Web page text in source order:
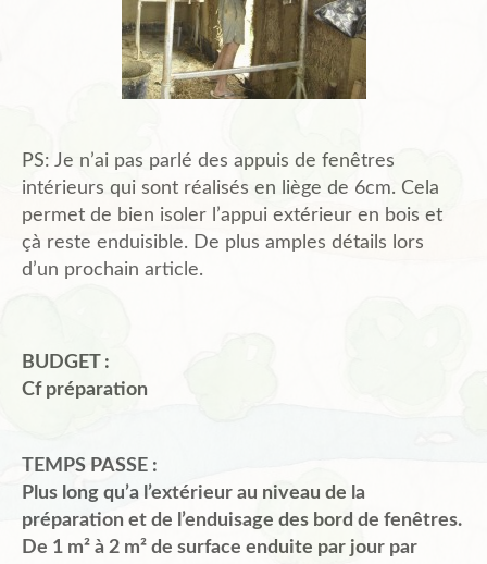
PS: Je n’ai pas parlé des appuis de fenêtres
intérieurs qui sont réalisés en liège de 6cm. Cela
permet de bien isoler l’appui extérieur en bois et
çà reste enduisible. De plus amples détails lors
d’un prochain article.
BUDGET :
Cf préparation
TEMPS PASSE :
Plus long qu’a l’extérieur au niveau de la
préparation et de l’enduisage des bord de fenêtres.
De 1 m² à 2 m² de surface enduite par jour par